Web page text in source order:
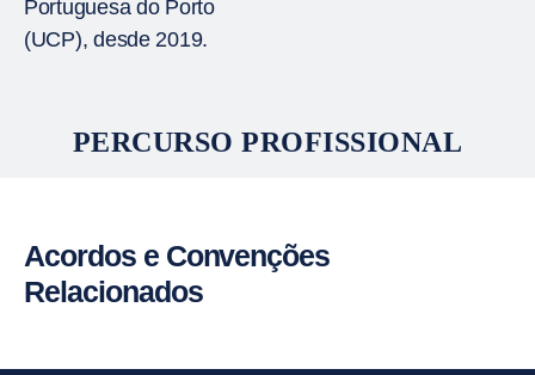
PERCURSO PROFISSIONAL
Portuguesa do Porto
(UCP), desde 2019.
Acordos e Convenções
Relacionados